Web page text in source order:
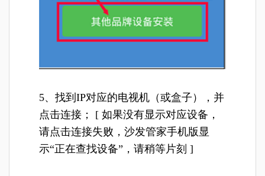
5、找到IP对应的电视机（或盒子），并
点击连接； [ 如果没有显示对应设备，
请点击连接失败，沙发管家手机版显
示“正在查找设备”，请稍等片刻 ]